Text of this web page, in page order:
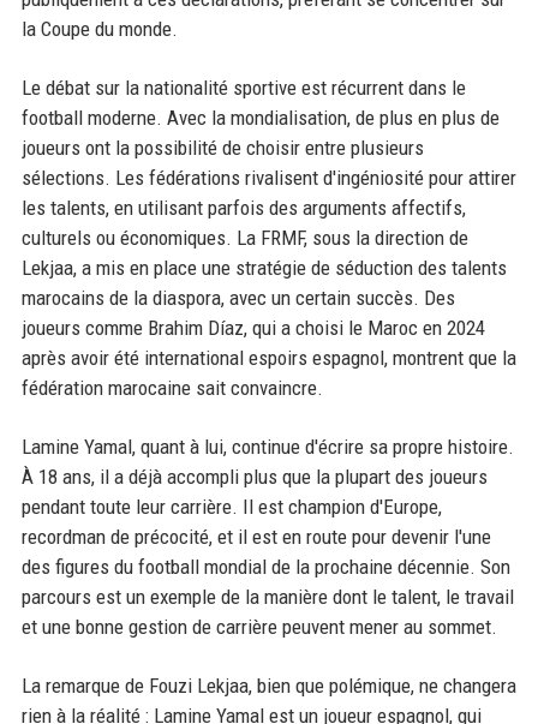
la Coupe du monde.
Le débat sur la nationalité sportive est récurrent dans le
football moderne. Avec la mondialisation, de plus en plus de
joueurs ont la possibilité de choisir entre plusieurs
sélections. Les fédérations rivalisent d'ingéniosité pour attirer
les talents, en utilisant parfois des arguments affectifs,
culturels ou économiques. La FRMF, sous la direction de
Lekjaa, a mis en place une stratégie de séduction des talents
marocains de la diaspora, avec un certain succès. Des
joueurs comme Brahim Díaz, qui a choisi le Maroc en 2024
après avoir été international espoirs espagnol, montrent que la
fédération marocaine sait convaincre.
Lamine Yamal, quant à lui, continue d'écrire sa propre histoire.
À 18 ans, il a déjà accompli plus que la plupart des joueurs
pendant toute leur carrière. Il est champion d'Europe,
recordman de précocité, et il est en route pour devenir l'une
des figures du football mondial de la prochaine décennie. Son
parcours est un exemple de la manière dont le talent, le travail
et une bonne gestion de carrière peuvent mener au sommet.
La remarque de Fouzi Lekjaa, bien que polémique, ne changera
rien à la réalité : Lamine Yamal est un joueur espagnol, qui